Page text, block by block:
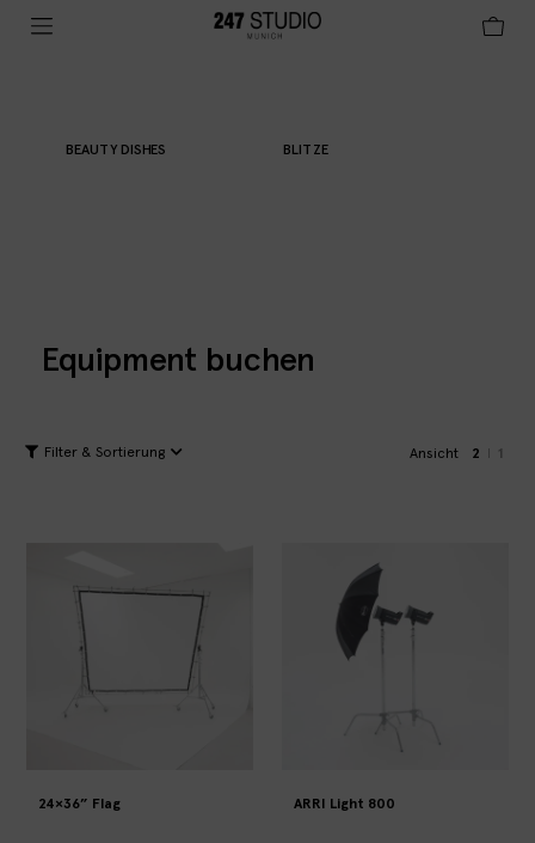
BEAUTY DISHES BLITZE
Equipment buchen
Filter & Sortierung Ansicht 2 1
24×36” Flag ARRI Light 800